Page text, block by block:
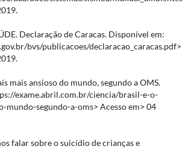
Declaração de Caracas. Disponível em:
bvs/publicacoes/declaracao_caracas.pdf>
mais ansioso do mundo, segundo a OMS.
exame.abril.com.br/ciencia/brasil-e-o-
mundo-segundo-a-oms> Acesso em> 04
falar sobre o suicídio de crianças e